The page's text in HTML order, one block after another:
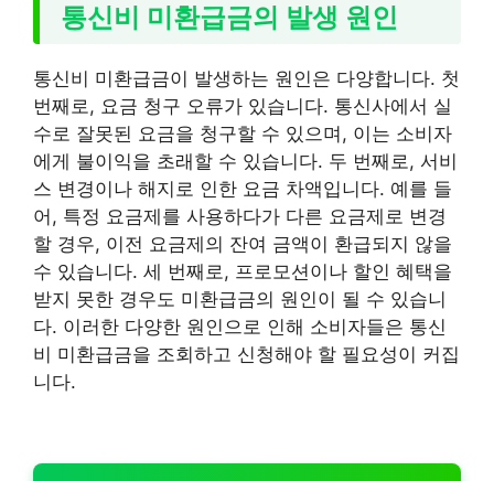
통신비 미환급금의 발생 원인
통신비 미환급금이 발생하는 원인은 다양합니다. 첫
번째로, 요금 청구 오류가 있습니다. 통신사에서 실
수로 잘못된 요금을 청구할 수 있으며, 이는 소비자
에게 불이익을 초래할 수 있습니다. 두 번째로, 서비
스 변경이나 해지로 인한 요금 차액입니다. 예를 들
어, 특정 요금제를 사용하다가 다른 요금제로 변경
할 경우, 이전 요금제의 잔여 금액이 환급되지 않을
수 있습니다. 세 번째로, 프로모션이나 할인 혜택을
받지 못한 경우도 미환급금의 원인이 될 수 있습니
다. 이러한 다양한 원인으로 인해 소비자들은 통신
비 미환급금을 조회하고 신청해야 할 필요성이 커집
니다.